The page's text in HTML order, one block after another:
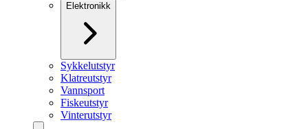
Elektronikk
Sykkelutstyr
Klatreutstyr
Vannsport
Fiskeutstyr
Vinterutstyr